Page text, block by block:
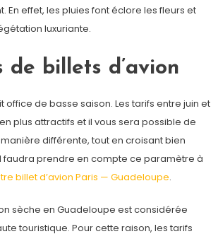
En effet, les pluies font éclore les fleurs et
luxuriante.
de billets d’avion
office de basse saison. Les tarifs entre juin et
plus attractifs et il vous sera possible de
manière différente, tout en croisant bien
faudra prendre en compte ce paramètre à
billet d’avion Paris — Guadeloupe.
sèche en Guadeloupe est considérée
touristique. Pour cette raison, les tarifs